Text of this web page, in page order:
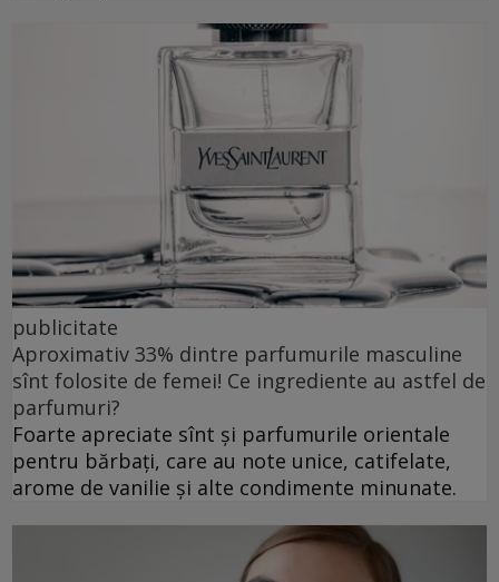
publicitate
Aproximativ 33% dintre parfumurile masculine
sînt folosite de femei! Ce ingrediente au astfel de
parfumuri?
Foarte apreciate sînt și parfumurile orientale
pentru bărbați, care au note unice, catifelate,
arome de vanilie și alte condimente minunate.